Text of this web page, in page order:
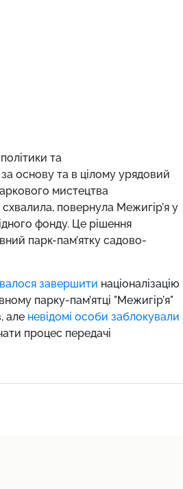
та
основу та в цілому урядовий
мистецтва
повернула Межигір’я у
фонду. Це рішення
парк-пам’ятку садово-
завершити націоналізацію
парку-пам’ятці "Межигір’я"
але невідомі особи заблокували
процес передачі